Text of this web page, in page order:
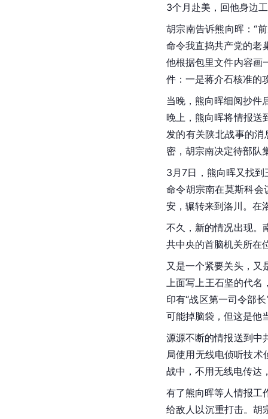
3个月赴美，回他身边
胡宗南告诉熊向晖：“
命令我直捣共产党的老
他根据包里文件内容画
件：一是蒋介石核准的
当晚，熊向晖细阅抄件
晚上，熊向晖将情报送
发的有关陕北战事的
密，胡宗南决定待部队
3月7日，熊向晖又找
命令胡宗南在莫斯科
安，辗转来到洛川。在
不久，新的情况出现。
共中央的首脑机关所在
又是一个紧要关头，又
上面写上王石坚的代
印有“战区第一司令部
可能掉脑袋，但这是他
源源不断的情报送到中
局使用无线电侦听技
战中，不用无线电传达
有了熊向晖等人情报工
给敌人以沉重打击。胡